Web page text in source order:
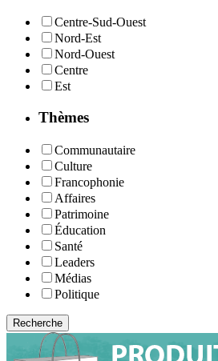
Centre-Sud-Ouest
Nord-Est
Nord-Ouest
Centre
Est
Thèmes
Communautaire
Culture
Francophonie
Affaires
Patrimoine
Éducation
Santé
Leaders
Médias
Politique